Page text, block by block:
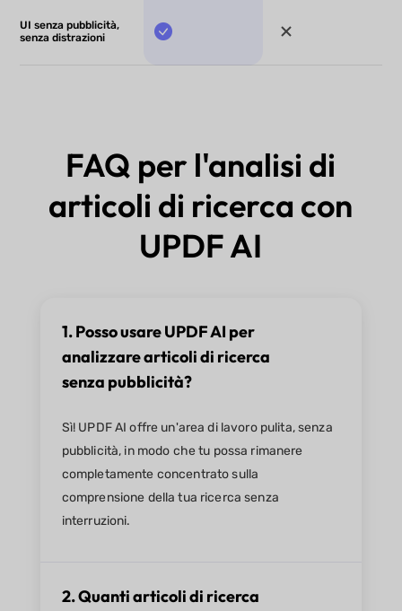
UI senza pubblicità,
senza distrazioni
FAQ per l'analisi di
articoli di ricerca con
UPDF AI
1. Posso usare UPDF AI per
analizzare articoli di ricerca
senza pubblicità?
Sì! UPDF AI offre un'area di lavoro pulita, senza
pubblicità, in modo che tu possa rimanere
completamente concentrato sulla
comprensione della tua ricerca senza
interruzioni.
2. Quanti articoli di ricerca